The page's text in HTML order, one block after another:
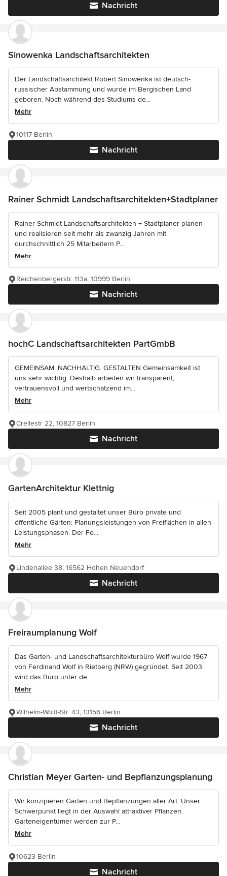
Nachricht
Sinowenka Landschaftsarchitekten
Der Landschaftsarchitekt Robert Sinowenka ist deutsch-
russischer Abstammung und wurde im Bergischen Land
geboren. Noch während des Studiums de...
Mehr
Nachricht
10117 Berlin
Rainer Schmidt Landschaftsarchitekten+Stadtplaner
Rainer Schmidt Landschaftsarchitekten + Stadtplaner planen
und realisieren seit mehr als zwanzig Jahren mit
durchschnittlich 25 Mitarbeitern P...
Mehr
Nachricht
Reichenbergerstr. 113a, 10999 Berlin
hochC Landschaftsarchitekten PartGmbB
GEMEINSAM. NACHHALTIG. GESTALTEN Gemeinsamkeit ist
uns sehr wichtig. Deshalb arbeiten wir transparent,
vertrauensvoll und wertschätzend im...
Mehr
Nachricht
Crellestr 22, 10827 Berlin
GartenArchitektur Klettnig
Seit 2005 plant und gestaltet unser Büro private und
öffentliche Gärten: Planungsleistungen von Freiflächen in allen
Leistungsphasen. Der Fo...
Mehr
Nachricht
Lindenallee 38, 16562 Hohen Neuendorf
Freiraumplanung Wolf
Das Garten- und Landschaftsarchitekturbüro Wolf wurde 1967
von Ferdinand Wolf in Rietberg (NRW) gegründet. Seit 2003
wird das Büro unter de...
Mehr
Nachricht
Wilhelm-Wolff-Str. 43, 13156 Berlin
Christian Meyer Garten- und Bepflanzungsplanung
Wir konzipieren Gärten und Bepflanzungen aller Art. Unser
Schwerpunkt liegt in der Auswahl attraktiver Pflanzen.
Garteneigentümer werden zur P...
Mehr
Nachricht
10623 Berlin